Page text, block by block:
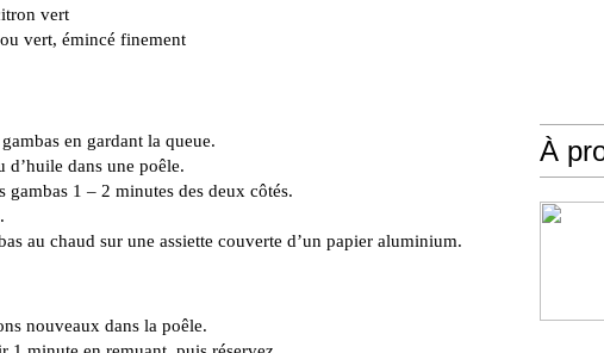
vert
vert, émincé finement
en gardant la queue.
d’huile dans une poêle.
gambas 1 – 2 minutes des deux côtés.
au chaud sur une assiette couverte d’un papier aluminium.
nouveaux dans la poêle.
À